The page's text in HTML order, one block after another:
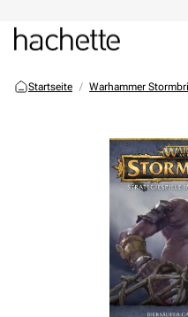
Startseite Warhammer